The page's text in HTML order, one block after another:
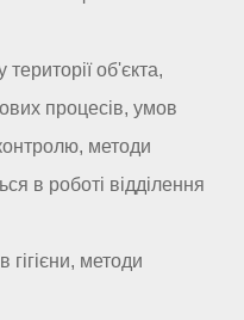
об'єкта,
процесів, умов
методи
в роботі відділення
методи